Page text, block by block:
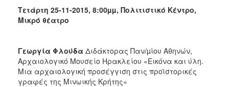
Τετάρτη 25-11-2015, 8:00µµ, Πολιτιστικό Κέντρο,
Μικρό θέατρο
Γεωργία Φλούδα Διδάκτορας Παν/µίου Αθηνών,
Αρχαιολογικό Μουσείο Ηρακλείου «Εικόνα και ύλη.
Mια αρχαιολογική προσέγγιση στις προϊστορικές
γραφές της Μινωικής Κρήτης»